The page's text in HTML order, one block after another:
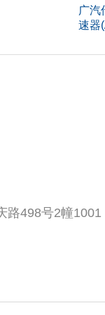
缸盖材料
气缸数(个)
发动机启停技术
广汽
速器
路498号2幢1001